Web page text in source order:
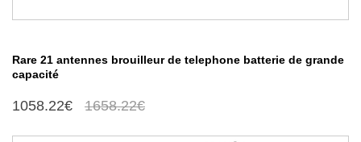
Rare 21 antennes brouilleur de telephone batterie de grande
capacité
1058.22€ 1658.22€